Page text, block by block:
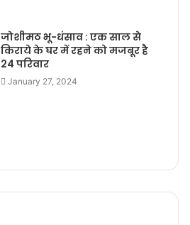
जोशीमठ भू-धंसाव : एक साल से
किराये के घर में रहने को मजबूर है
24 परिवार
January 27, 2024